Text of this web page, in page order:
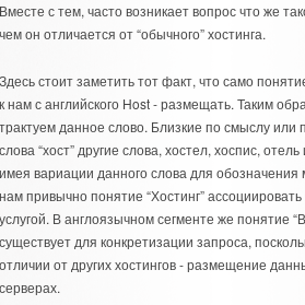
с тем, часто возникает вопрос что же
он отличается от “обычного” хостинга.
стоит заметить тот факт, что само
нам с английского Host - размещать. Таким
данное слово. Близкие по смыслу или
“хост” другие слова, хостел, хоспис,
вариации данного слова для обозначения
привычно понятие “Хостинг”
В англоязычном сегменте же понятие
для конкретизации запроса,
от других хостингов - размещение